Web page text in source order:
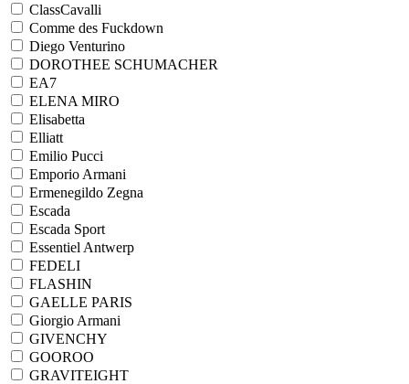
ClassCavalli
Comme des Fuckdown
Diego Venturino
DOROTHEE SCHUMACHER
EA7
ELENA MIRO
Elisabetta
Elliatt
Emilio Pucci
Emporio Armani
Ermenegildo Zegna
Escada
Escada Sport
Essentiel Antwerp
FEDELI
FLASHIN
GAELLE PARIS
Giorgio Armani
GIVENCHY
GOOROO
GRAVITEIGHT